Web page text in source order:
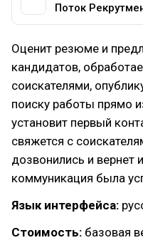
Оценит резюме и
кандидатов,
соискателями,
поиску работы прямо
установит первый
свяжется с
дозвонились и вернет
коммуникация была
Язык интерфейса:
Стоимость: базовая